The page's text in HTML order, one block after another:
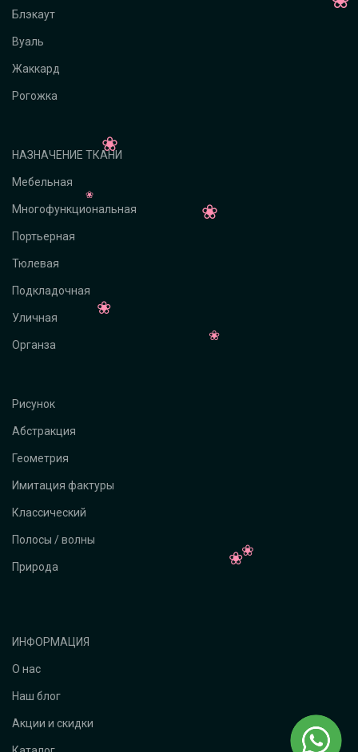
Блэкаут
Вуаль
Жаккард
Рогожка
НАЗНАЧЕНИЕ ТКАНИ
Мебельная
Многофункциональная
Портьерная
Тюлевая
Подкладочная
Уличная
Органза
Рисунок
Абстракция
Геометрия
Имитация фактуры
Классический
Полосы / волны
Природа
ИНФОРМАЦИЯ
О нас
Наш блог
Акции и скидки